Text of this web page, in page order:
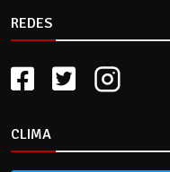
REDES
CLIMA